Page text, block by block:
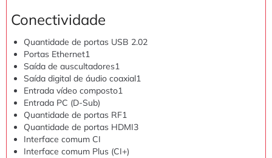
Conectividade
Quantidade de portas USB 2.02
Portas Ethernet1
Saída de auscultadores1
Saída digital de áudio coaxial1
Entrada vídeo composto1
Entrada PC (D-Sub)
Quantidade de portas RF1
Quantidade de portas HDMI3
Interface comum CI
Interface comum Plus (CI+)